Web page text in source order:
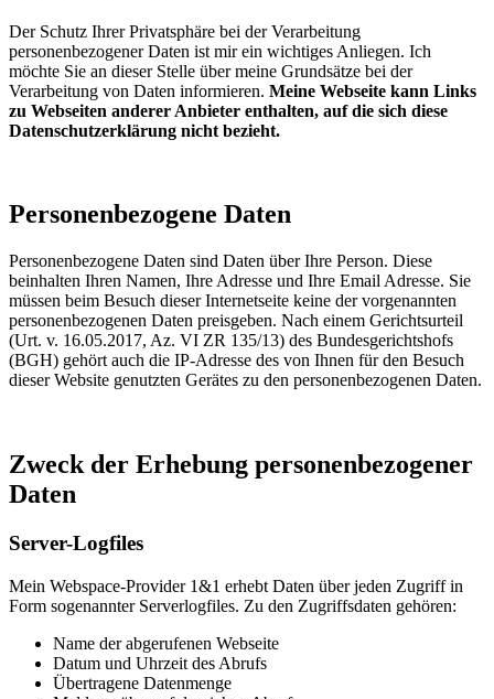
Der Schutz Ihrer Privatsphäre bei der Verarbeitung
personenbezogener Daten ist mir ein wichtiges Anliegen. Ich
möchte Sie an dieser Stelle über meine Grundsätze bei der
Verarbeitung von Daten informieren. Meine Webseite kann Links
zu Webseiten anderer Anbieter enthalten, auf die sich diese
Datenschutzerklärung nicht bezieht.
Personenbezogene Daten
Personenbezogene Daten sind Daten über Ihre Person. Diese
beinhalten Ihren Namen, Ihre Adresse und Ihre Email Adresse. Sie
müssen beim Besuch dieser Internetseite keine der vorgenannten
personenbezogenen Daten preisgeben. Nach einem Gerichtsurteil
(Urt. v. 16.05.2017, Az. VI ZR 135/13) des Bundesgerichtshofs
(BGH) gehört auch die IP-Adresse des von Ihnen für den Besuch
dieser Website genutzten Gerätes zu den personenbezogenen Daten.
Zweck der Erhebung personenbezogener
Daten
Server-Logfiles
Mein Webspace-Provider 1&1 erhebt Daten über jeden Zugriff in
Form sogenannter Serverlogfiles. Zu den Zugriffsdaten gehören:
Name der abgerufenen Webseite
Datum und Uhrzeit des Abrufs
Übertragene Datenmenge